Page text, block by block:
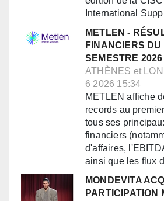
International
METLEN -
FINANCIERS DU
SEMESTRE 2026
ATHÈNES et
6 2026 15:34
METLEN affiche
records au
tous ses
financiers
d'affaires,
ainsi que les flux
MONDEVITA
PARTICIPATION